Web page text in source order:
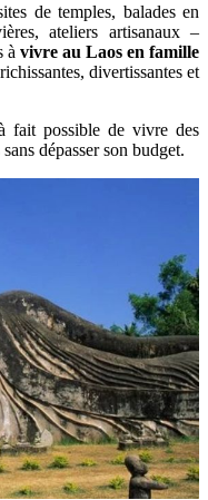
de temples, balades en
ateliers artisanaux –
à vivre au Laos en famille
divertissantes et
fait possible de vivre des
dépasser son budget.